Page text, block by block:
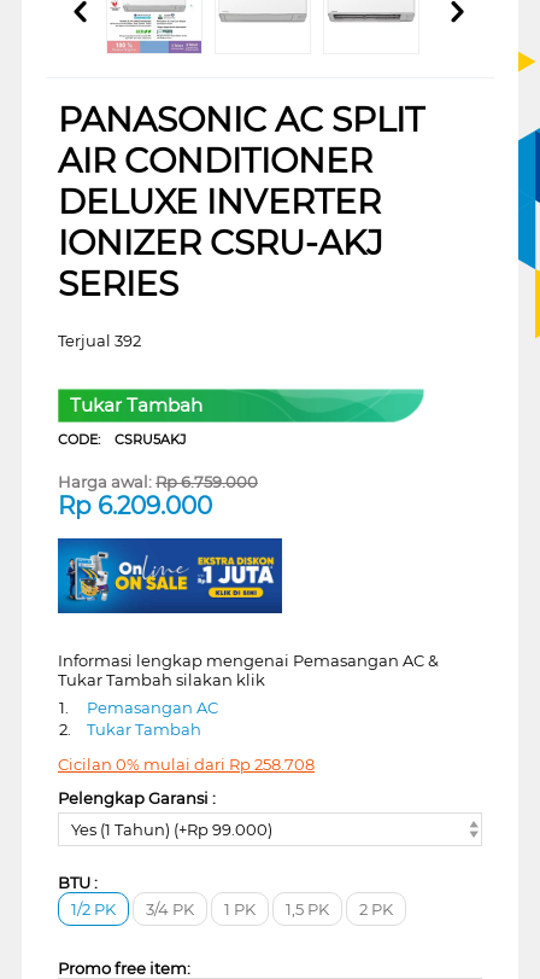
PANASONIC AC SPLIT
AIR CONDITIONER
DELUXE INVERTER
IONIZER CSRU-AKJ
SERIES
Terjual 392
Tukar Tambah
CODE: CSRU5AKJ
Harga awal:Rp6.759.000
Rp 6.209.000
Informasi lengkap mengenai Pemasangan AC &
Tukar Tambah silakan klik
1.
Pemasangan AC
2.
Tukar Tambah
Cicilan 0% mulai dari Rp258.708
Pelengkap Garansi :
Yes (1 Tahun) (+Rp 99.000)
BTU :
1/2 PK
3/4 PK 1 PK 1,5 PK 2 PK
Promo free item: